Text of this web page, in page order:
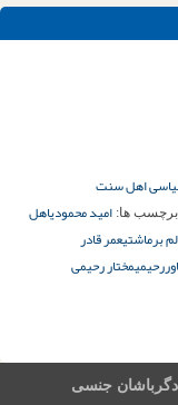
برچسب ها: امید محمودیاهل
برماشتیعمر قادر
مختار رحیمی
دگرباشان جنسی